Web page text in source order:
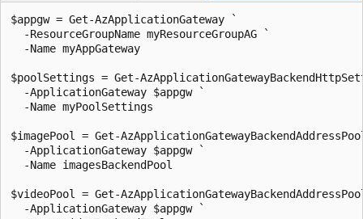
$appgw = Get-AzApplicationGateway `
  -ResourceGroupName myResourceGroupAG `
  -Name myAppGateway
$poolSettings = Get-
  -ApplicationGateway $appgw `
  -Name myPoolSettings
$imagePool = Get-
  -ApplicationGateway $appgw `
  -Name imagesBackendPool
$videoPool = Get-
  -ApplicationGateway $appgw `